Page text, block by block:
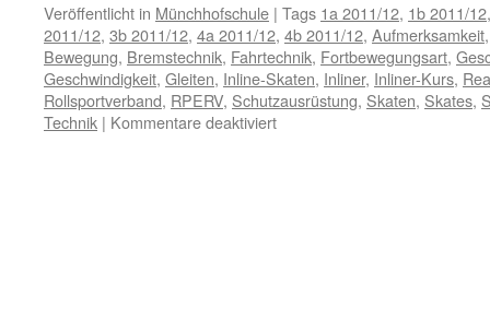
Veröffentlicht in Münchhofschule | Tags 1a 2011/12, 1b 2011/12
2011/12, 3b 2011/12, 4a 2011/12, 4b 2011/12, Aufmerksamkeit
Bewegung, Bremstechnik, Fahrtechnik, Fortbewegungsart,
Geschwindigkeit, Gleiten, Inline-Skaten, Inliner, Inliner-Kurs,
Rollsportverband, RPERV, Schutzausrüstung, Skaten, Skates,
Technik | Kommentare deaktiviertfür